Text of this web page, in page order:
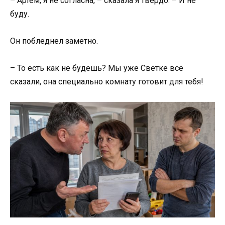
буду.
Он побледнел заметно.
– То есть как не будешь? Мы уже Светке всё
сказали, она специально комнату готовит для тебя!